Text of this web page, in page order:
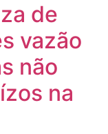
de
vazão
não
na